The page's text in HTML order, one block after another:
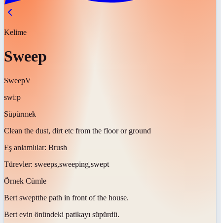
Kelime
Sweep
SweepV
swiːp
Süpürmek
Clean the dust, dirt etc from the floor or ground
Eş anlamlılar: Brush
Türevler: sweeps,sweeping,swept
Örnek Cümle
Bert sweptthe path in front of the house.
Bert evin önündeki patikayı süpürdü.